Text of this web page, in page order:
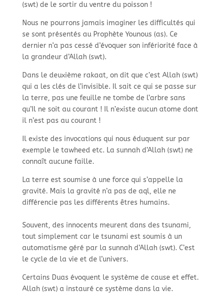
(swt) de le sortir du ventre du poisson !​
Nous ne pourrons jamais imaginer les difficultés qui
se sont présentés au Prophète Younous (as). Ce
dernier n’a pas cessé d’évoquer son infériorité face à
la grandeur d’Allah (swt).​
Dans le deuxième rakaat, on dit que c’est Allah (swt)
qui a les clés de l’invisible. Il sait ce qui se passe sur
la terre, pas une feuille ne tombe de l’arbre sans
qu’Il ne soit au courant ! Il n’existe aucun atome dont
il n’est pas au courant !​
Il existe des invocations qui nous éduquent sur par
exemple le tawheed etc. La sunnah d’Allah (swt) ne
connaît aucune faille.​
La terre est soumise à une force qui s’appelle la
gravité. Mais la gravité n’a pas de aql, elle ne
différencie pas les différents êtres humains. ​
Souvent, des innocents meurent dans des tsunami,
tout simplement car le tsunami est soumis à un
automatisme géré par la sunnah d’Allah (swt). C’est
le cycle de la vie et de l’univers. ​
Certains Duas évoquent le système de cause et effet.
Allah (swt) a instauré ce système dans la vie. ​